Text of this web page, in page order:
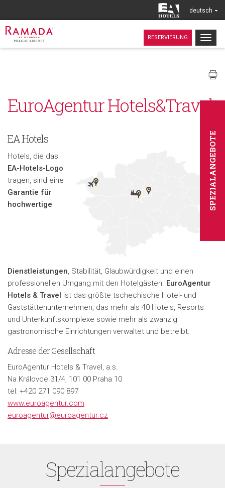
deutsch
RESERVIERUNG
SPEZIALANGEBOTE
EuroAgentur Hotels&Travel
EA Hotels
Hotels, die das
EA-Hotels-Logo
tragen, sind eine
Garantie für
hochwertige
Dienstleistungen, Stabilität, Glaubwürdigkeit und einen
professionellen Umgang mit den Hotelgästen. EuroAgentur
Hotels & Travel ist das größte tschechische Hotel- und
Gaststättenunternehmen, das mehr als 40 Hotels, Resorts
und Unterkunftskomplexe sowie mehr als zwanzig
gastronomische Einrichtungen verwaltet und betreibt.
Adresse der Gesellschaft
EuroAgentur Hotels & Travel, a.s.
Na Královce 31/4, 101 00 Praha 10
tel: +420 271 090 897
www.euroagentur.com
euroagentur@euroagentur.cz
Spezialangebote